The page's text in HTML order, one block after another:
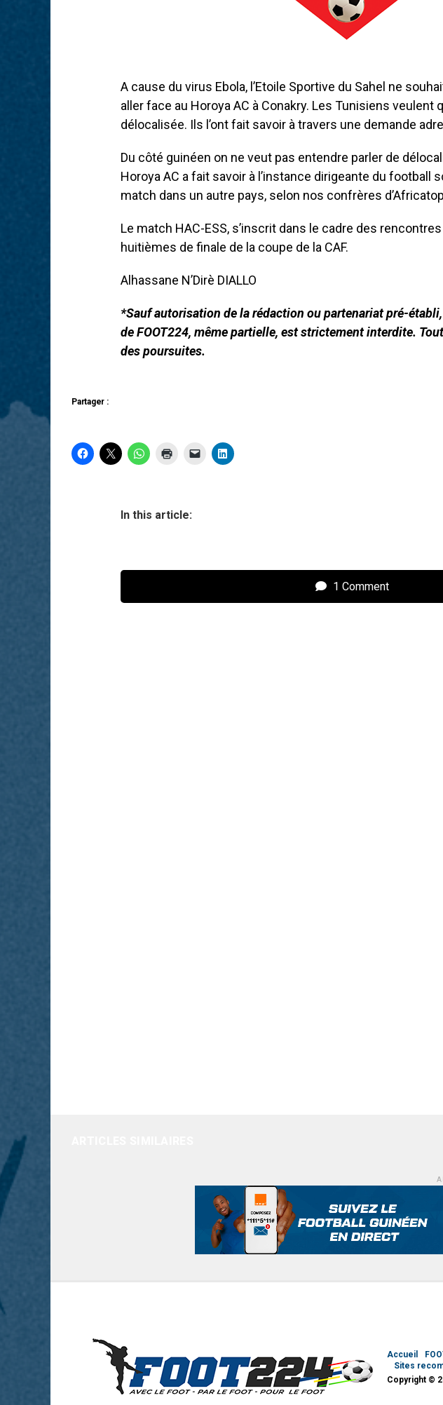
A cause du virus Ebola, l’Etoile Sportive du Sahel ne
aller face au Horoya AC à Conakry. Les Tunisiens veulent
délocalisée. Ils l’ont fait savoir à travers une demande
Du côté guinéen on ne veut pas entendre parler de
Horoya AC a fait savoir à l’instance dirigeante du football
match dans un autre pays, selon nos confrères
Le match HAC-ESS, s’inscrit dans le cadre des
huitièmes de finale de la coupe de la CAF.
Alhassane N’Dirè DIALLO
*Sauf autorisation de la rédaction ou partenariat pré-
de FOOT224, même partielle, est strictement interdite.
des poursuites.
Partager :
In this article:
1 Comment
Accueil
Sites
Copyright ©